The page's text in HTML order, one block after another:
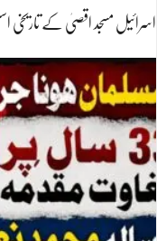
اسرائیل مسجد اقصیٰ کے تاریخی